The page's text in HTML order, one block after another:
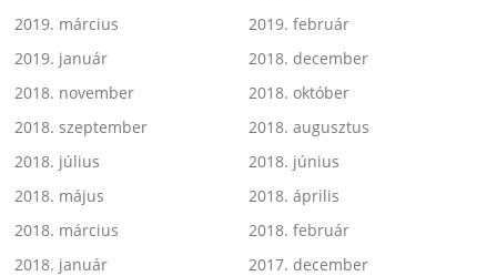
2019. március
2019. február
2019. január
2018. december
2018. november
2018. október
2018. szeptember
2018. augusztus
2018. július
2018. június
2018. május
2018. április
2018. március
2018. február
2018. január
2017. december